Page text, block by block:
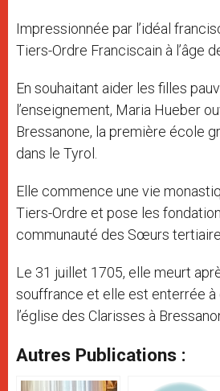
Impressionnée par l’idéal
Tiers-Ordre Franciscain à l’âge
En souhaitant aider les filles
l’enseignement, Maria Hueber
Bressanone, la première école
dans le Tyrol.
Elle commence une vie
Tiers-Ordre et pose les
communauté des Sœurs
Le 31 juillet 1705, elle meurt
souffrance et elle est enterrée à
l’église des Clarisses à
Autres Publications :